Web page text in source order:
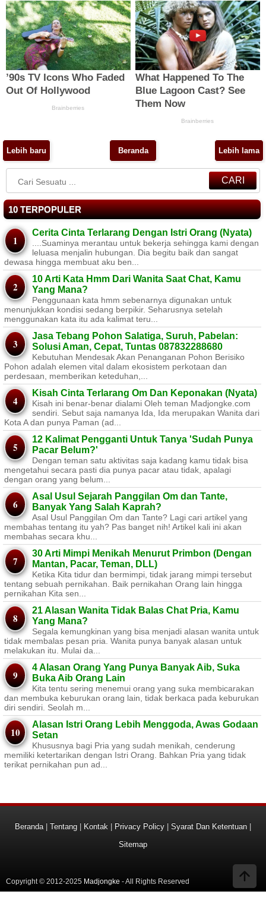
Lebih baru Lebih lama
Beranda
CARI
10 TERPOPULER
Cerita Cinta Terlarang Dengan Istri Orang (Nyata)
....Suaminya merantau untuk bekerja sehingga kami dengan
leluasa menjalin hubungan. Dia begitu baik dan sangat
dewasa hingga membuat aku ben...
10 Arti Kata Hmm Dari Wanita Saat Chat, Kamu
Yang Mana?
Penggunaan kata hmm sebenarnya digunakan untuk
menunjukkan kondisi sedang berpikir. Seharusnya setelah
menggunakan kata itu ada kalimat teru...
Jasa Tebang Pohon Salatiga, Suruh, Pabelan:
Solusi Aman, Cepat, Tuntas 087832288680
Kebutuhan Mendesak Akan Penanganan Pohon Berisiko ​
Pohon adalah elemen vital dalam ekosistem perkotaan dan
perdesaan, memberikan keteduhan,...
Kisah Cinta Terlarang Om Dan Keponakan (Nyata)
Kisah ini benar-benar dialami Oleh teman Madjongke.com
sendiri. Sebut saja namanya Ida, Ida merupakan Wanita dari
Kota A dan punya Paman (ad...
12 Kalimat Pengganti Untuk Tanya 'Sudah Punya
Pacar Belum?'
Dengan teman satu aktivitas saja kadang kamu tidak bisa
mengetahui secara pasti dia punya pacar atau tidak, apalagi
dengan orang yang belum...
Asal Usul Sejarah Panggilan Om dan Tante,
Banyak Yang Salah Kaprah?
Asal Usul Panggilan Om dan Tante? Lagi cari artikel yang
membahas tentang itu yah? Pas banget nih! Artikel kali ini akan
membahas secara khu...
30 Arti Mimpi Menikah Menurut Primbon (Dengan
Mantan, Pacar, Teman, DLL)
Ketika Kita tidur dan bermimpi, tidak jarang mimpi tersebut
tentang sebuah pernikahan. Baik pernikahan Orang lain hingga
pernikahan Kita sen...
21 Alasan Wanita Tidak Balas Chat Pria, Kamu
Yang Mana?
Segala kemungkinan yang bisa menjadi alasan wanita untuk
tidak membalas pesan pria. Wanita punya banyak alasan untuk
melakukan itu. Mulai da...
4 Alasan Orang Yang Punya Banyak Aib, Suka
Buka Aib Orang Lain
Kita tentu sering menemui orang yang suka membicarakan
dan membuka keburukan orang lain, tidak berkaca pada keburukan
diri sendiri. Seolah m...
Alasan Istri Orang Lebih Menggoda, Awas Godaan
Setan
Khususnya bagi Pria yang sudah menikah, cenderung
memiliki ketertarikan dengan Istri Orang. Bahkan Pria yang tidak
terikat pernikahan pun ad...
Beranda| Tentang Kontak Privacy Policy Syarat Dan Ketentuan
Sitemap
Copyright © 2012-2025 Madjongke - All Rights Reserved